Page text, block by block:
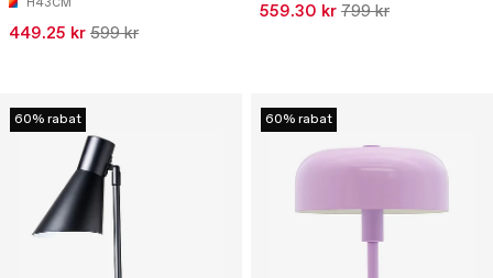
H43CM
449.25 kr 599 kr
559.30 kr 799 kr
60% rabat 60% rabat